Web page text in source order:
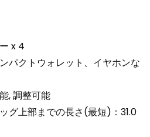
x 4
パクトウォレット、イヤホンな
, 調整可能
グ上部までの長さ(最短)：31.0